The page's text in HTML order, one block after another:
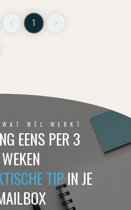
1
WÉL WERKT
EENS PER 3
WEKEN
TIPIN JE